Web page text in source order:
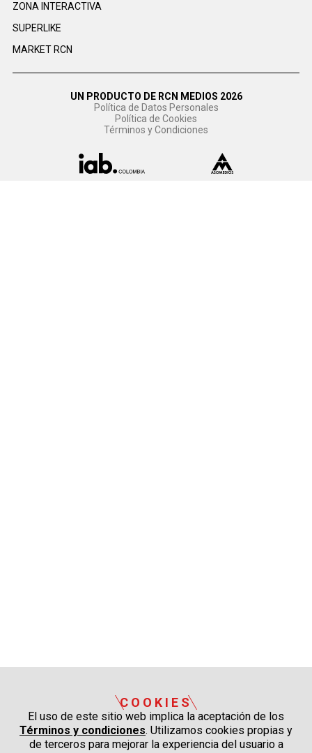
ZONA INTERACTIVA
SUPERLIKE
MARKET RCN
UN PRODUCTO DE RCN MEDIOS 2026
Política de Datos Personales
Política de Cookies
Términos y Condiciones
COOKIES
El uso de este sitio web implica la aceptación de los
Términos y condiciones. Utilizamos cookies propias y
de terceros para mejorar la experiencia del usuario a